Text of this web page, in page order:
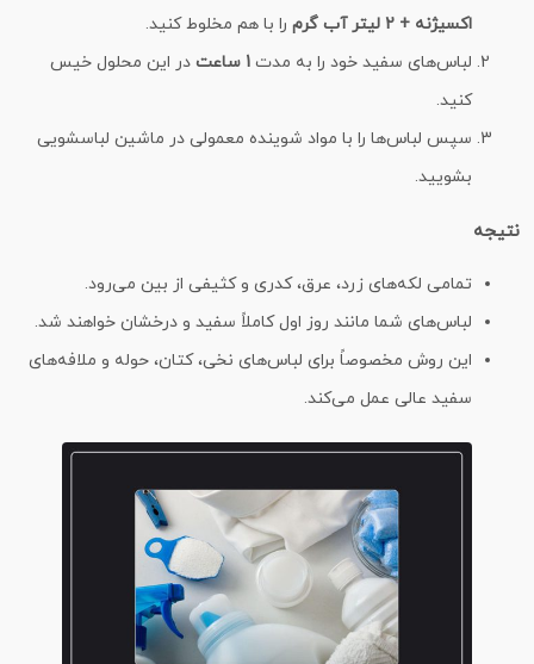
اکسیژنه + 2 لیتر آب گرم
را با هم مخلوط کنید.
لباس‌های سفید خود را به مدت 1 ساعت
در این محلول خیس
کنید.
سپس لباس‌ها را با مواد شوینده معمولی در ماشین لباسشویی
بشویید.
نتیجه
تمامی لکه‌های زرد، عرق، کدری و کثیفی از بین می‌رود.
لباس‌های شما مانند روز اول کاملاً سفید و درخشان خواهند شد.
این روش مخصوصاً برای لباس‌های نخی، کتان، حوله و ملافه‌های
سفید عالی عمل می‌کند.